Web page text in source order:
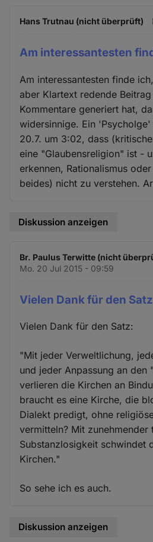
Hans Trutnau (nicht überprüft)
Am interessantesten
Am interessantesten finde
aber Klartext redende
Kommentare generiert hat,
widersinnige. Ein
20.7. um 3:02, dass
eine "Glaubensreligion" ist -
erkennen, Rationalismus
beides) nicht zu verstehen.
Diskussion anzeigen
Br. Paulus Terwitte (nicht
Mo. 20 Jul 2015 - 09:59
Vielen Dank für den
Vielen Dank für den Satz:
"Mit jeder Verweltlichung,
und jeder Anpassung an den
verlieren die Kirchen an
braucht es eine Kirche, die
Dialekt predigt, ohne
vermitteln? Mit zunehmender
Substanzlosigkeit schwindet
Kirchen."
So sehe ich es auch.
Diskussion anzeigen